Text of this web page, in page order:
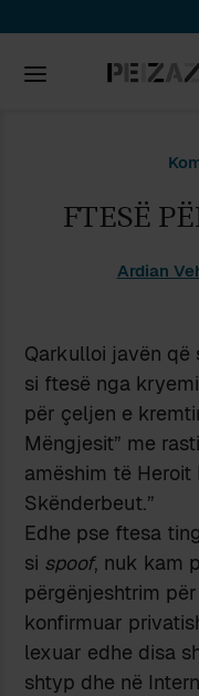
FTESË
Ardian
Qarkulloi javën që
si ftesë nga
për çeljen e
Mëngjesit” me
amëshim të
Skënderbeut.”
Edhe pse ftesa
si spoof, nuk kam
përgënjeshtrim
konfirmuar
lexuar edhe disa
shtyp dhe në